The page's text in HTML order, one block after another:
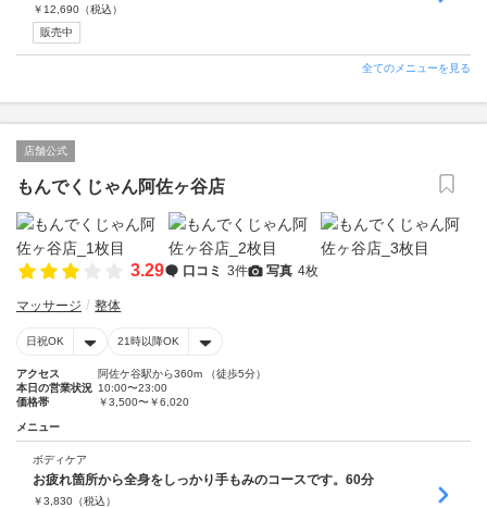
￥ 12,690 （税込）
販売中
全てのメニューを見る
店舗公式
もんでくじゃん阿佐ヶ谷店
3.29 口コミ 3件 写真 4枚
マッサージ 整体
日祝OK 21時以降OK
アクセス
阿佐ケ谷駅から360m （徒歩5分）
本日の営業状況 10:00〜23:00
価格帯
￥3,500〜￥6,020
メニュー
ボディケア
お疲れ箇所から全身をしっかり手もみのコースです。60分
￥3,830 （税込）